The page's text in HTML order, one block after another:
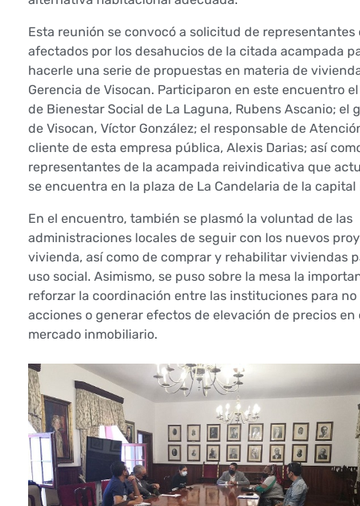
g
u
n
a
c
e
l
e
b
r
u
n
e
n
Esta reunión se convocó a solicitud de representantes
afectados por los desahucios de la citada acampada
hacerle una serie de propuestas en materia de
Gerencia de Visocan. Participaron en este encuentro
de Bienestar Social de La Laguna, Rubens Ascanio; el
de Visocan, Víctor González; el responsable de
cliente de esta empresa pública, Alexis Darias; así
representantes de la acampada reivindicativa que
se encuentra en la plaza de La Candelaria de la capital
En el encuentro, también se plasmó la voluntad de las
administraciones locales de seguir con los nuevos
vivienda, así como de comprar y rehabilitar viviendas
uso social. Asimismo, se puso sobre la mesa la
reforzar la coordinación entre las instituciones para no
acciones o generar efectos de elevación de precios en
mercado inmobiliario.